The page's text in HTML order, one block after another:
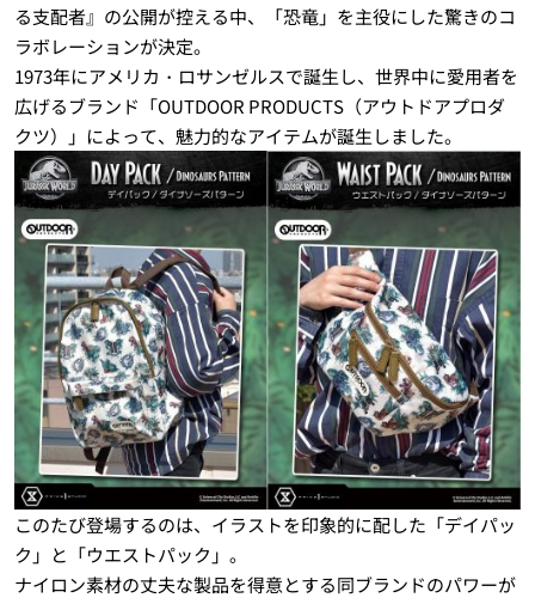
る支配者』の公開が控える中、「恐竜」を主役にした驚きのコ
ラボレーションが決定。
1973年にアメリカ・ロサンゼルスで誕生し、世界中に愛用者を
広げるブランド「OUTDOOR PRODUCTS（アウトドアプロダ
クツ）」によって、魅力的なアイテムが誕生しました。
このたび登場するのは、イラストを印象的に配した「デイパッ
ク」と「ウエストパック」。
ナイロン素材の丈夫な製品を得意とする同ブランドのパワーが